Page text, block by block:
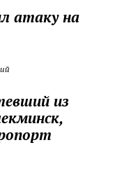
атаку на
из